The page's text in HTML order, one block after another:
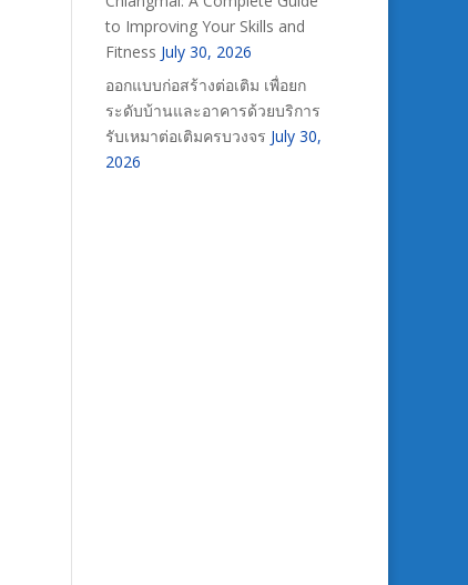
to Improving Your Skills and
Fitness July 30, 2026
ออกแบบก่อสร้างต่อเติม เพื่อยก
ระดับบ้านและอาคารด้วยบริการ
รับเหมาต่อเติมครบวงจร July 30,
2026